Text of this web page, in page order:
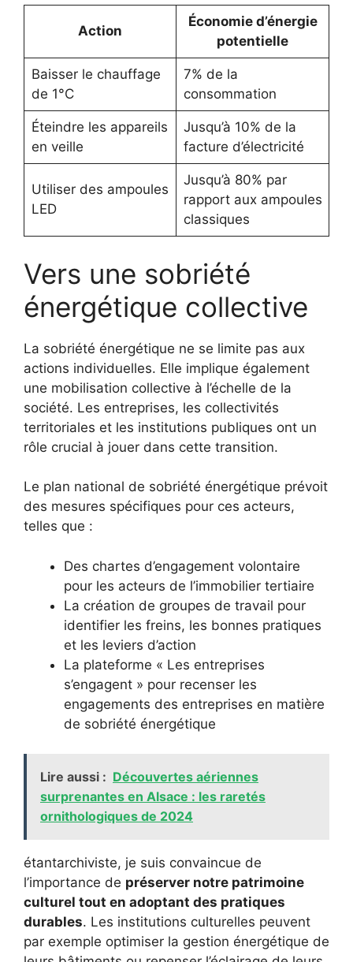
Action
Économie d’énergie
potentielle
Baisser le chauffage
de 1°C
7% de la
consommation
Éteindre les appareils
en veille
Jusqu’à 10% de la
facture d’électricité
Utiliser des ampoules
LED
Jusqu’à 80% par
rapport aux ampoules
classiques
Vers une sobriété
énergétique collective
La sobriété énergétique ne se limite pas aux
actions individuelles. Elle implique également
une mobilisation collective à l’échelle de la
société. Les entreprises, les collectivités
territoriales et les institutions publiques ont un
rôle crucial à jouer dans cette transition.
Le plan national de sobriété énergétique prévoit
des mesures spécifiques pour ces acteurs,
telles que :
Des chartes d’engagement volontaire
pour les acteurs de l’immobilier tertiaire
La création de groupes de travail pour
identifier les freins, les bonnes pratiques
et les leviers d’action
La plateforme « Les entreprises
s’engagent » pour recenser les
engagements des entreprises en matière
de sobriété énergétique
Lire aussi : Découvertes aériennes
surprenantes en Alsace : les raretés
ornithologiques de 2024
étantarchiviste, je suis convaincue de
l’importance de préserver notre patrimoine
culturel tout en adoptant des pratiques
durables. Les institutions culturelles peuvent
par exemple optimiser la gestion énergétique de